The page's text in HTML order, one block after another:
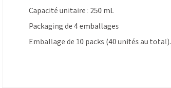
Capacité unitaire : 250 mL
Packaging de 4 emballages
Emballage de 10 packs (40 unités au total).